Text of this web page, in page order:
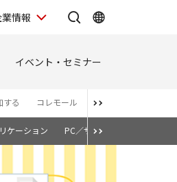
情報
イベント・セミナー
する コレモール お問い合わせ
ケーション PC／サーバー